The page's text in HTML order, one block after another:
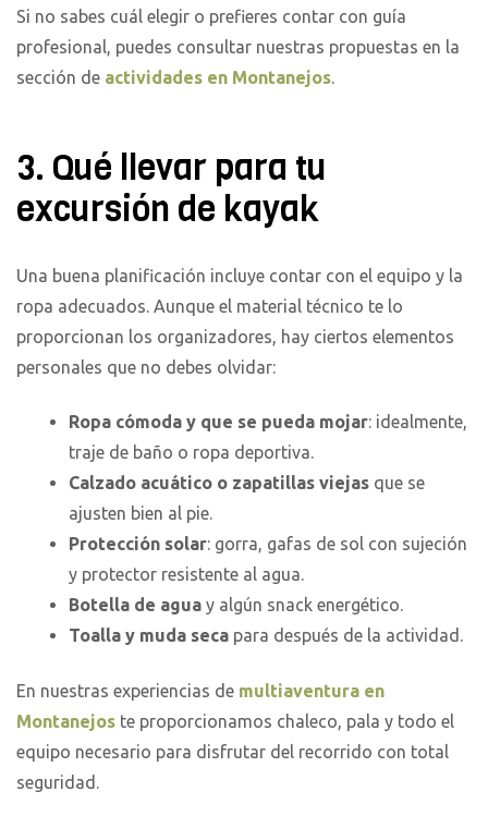
Si no sabes cuál elegir o prefieres contar con guía
profesional, puedes consultar nuestras propuestas en la
sección de actividades en Montanejos
3. Qué llevar para tu
excursión de kayak
Una buena planificación incluye contar con el equipo y la
ropa adecuados. Aunque el material técnico te lo
proporcionan los organizadores, hay ciertos elementos
personales que no debes olvidar:
Ropa cómoda y que se pueda mojar: idealmente,
traje de baño o ropa deportiva.
Calzado acuático o zapatillas viejas que se
ajusten bien al pie.
Protección solar: gorra, gafas de sol con sujeción
y protector resistente al agua.
Botella de agua y algún snack energético.
Toalla y muda seca para después de la actividad.
En nuestras experiencias de multiaventura en
Montanejos te proporcionamos chaleco, pala y todo el
equipo necesario para disfrutar del recorrido con total
seguridad.